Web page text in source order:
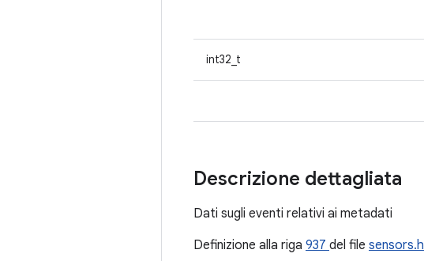
int32_t
Descrizione dettagliata
Dati sugli eventi relativi ai metadati
Definizione alla riga 937 del file sensors.h